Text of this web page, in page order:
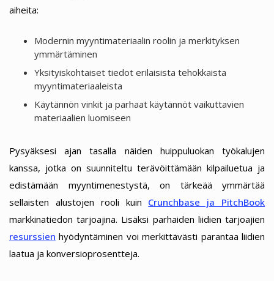
aiheita:
Modernin myyntimateriaalin roolin ja merkityksen
ymmärtäminen
Yksityiskohtaiset tiedot erilaisista tehokkaista
myyntimateriaaleista
Käytännön vinkit ja parhaat käytännöt vaikuttavien
materiaalien luomiseen
Pysyäksesi ajan tasalla näiden huippuluokan työkalujen
kanssa, jotka on suunniteltu terävöittämään kilpailuetua ja
edistämään myyntimenestystä, on tärkeää ymmärtää
sellaisten alustojen rooli kuin Crunchbase ja PitchBook
markkinatiedon tarjoajina. Lisäksi parhaiden liidien tarjoajien
resurssien hyödyntäminen voi merkittävästi parantaa liidien
laatua ja konversioprosentteja.